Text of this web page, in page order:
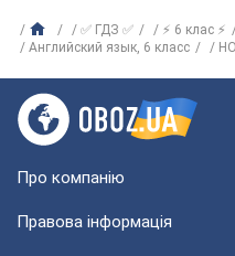
✅ ГДЗ ✅ ⚡ 6 клас ⚡
Английский язык, 6 класс
Про компанію
Правова інформація